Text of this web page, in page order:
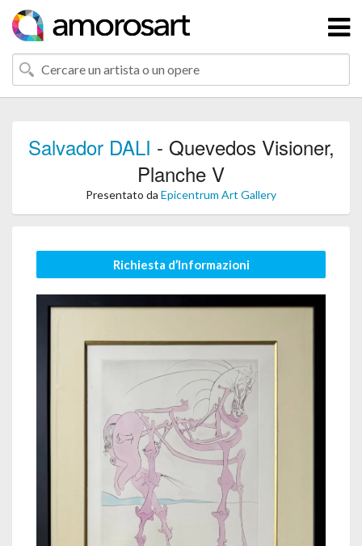
Salvador DALI - Quevedos Visioner,
Planche V
Presentato da Epicentrum Art Gallery
Richiesta d’Informazioni